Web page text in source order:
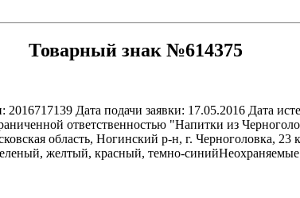
Товарный знак №614375
2016717139 Дата подачи заявки: 17.05.2016 Дата
ответственностью "Напитки из
область, Ногинский р-н, г.
желтый, красный, темно-синий